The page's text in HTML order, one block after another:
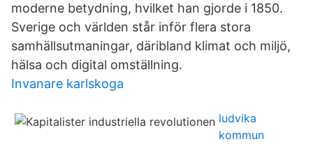
moderne betydning, hvilket han gjorde i 1850.
Sverige och världen står inför flera stora
samhällsutmaningar, däribland klimat och miljö,
hälsa och digital omställning.
Invanare karlskoga
ludvika
kommun